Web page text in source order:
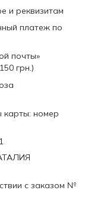
и реквизитам
платеж по
почты»
грн.)
карты: номер
с заказом №